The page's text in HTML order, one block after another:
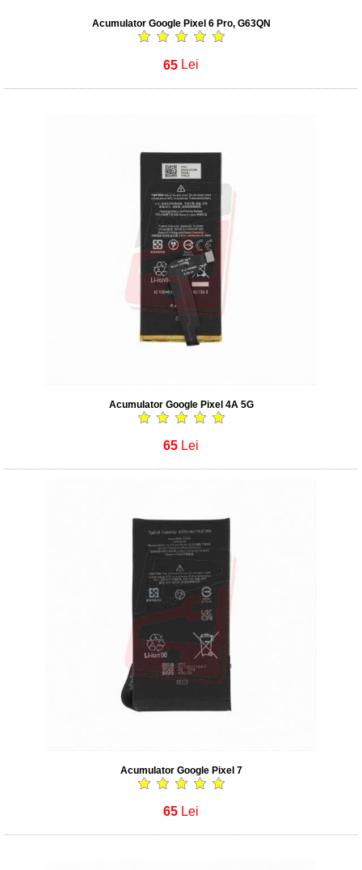
Acumulator Google Pixel 6 Pro, G63QN
65 Lei
Acumulator Google Pixel 4A 5G
65 Lei
Acumulator Google Pixel 7
65 Lei